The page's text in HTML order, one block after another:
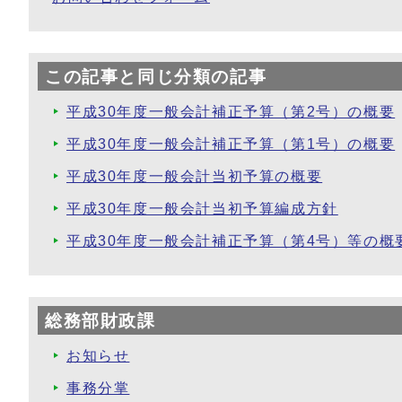
この記事と同じ分類の記事
平成30年度一般会計補正予算（第2号）の概要
平成30年度一般会計補正予算（第1号）の概要
平成30年度一般会計当初予算の概要
平成30年度一般会計当初予算編成方針
平成30年度一般会計補正予算（第4号）等の概
総務部財政課
お知らせ
事務分掌